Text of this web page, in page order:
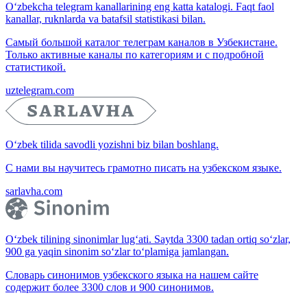
O‘zbekcha telegram kanallarining eng katta katalogi. Faqt faol
kanallar, ruknlarda va batafsil statistikasi bilan.
Самый большой каталог телеграм каналов в Узбекистане.
Только активные каналы по категориям и с подробной
статистикой.
uztelegram.com
O‘zbek tilida savodli yozishni biz bilan boshlang.
С нами вы научитесь грамотно писать на узбекском языке.
sarlavha.com
O‘zbek tilining sinonimlar lug‘ati. Saytda 3300 tadan ortiq so‘zlar,
900 ga yaqin sinonim so‘zlar to‘plamiga jamlangan.
Словарь синонимов узбекского языка на нашем сайте
содержит более 3300 слов и 900 синонимов.